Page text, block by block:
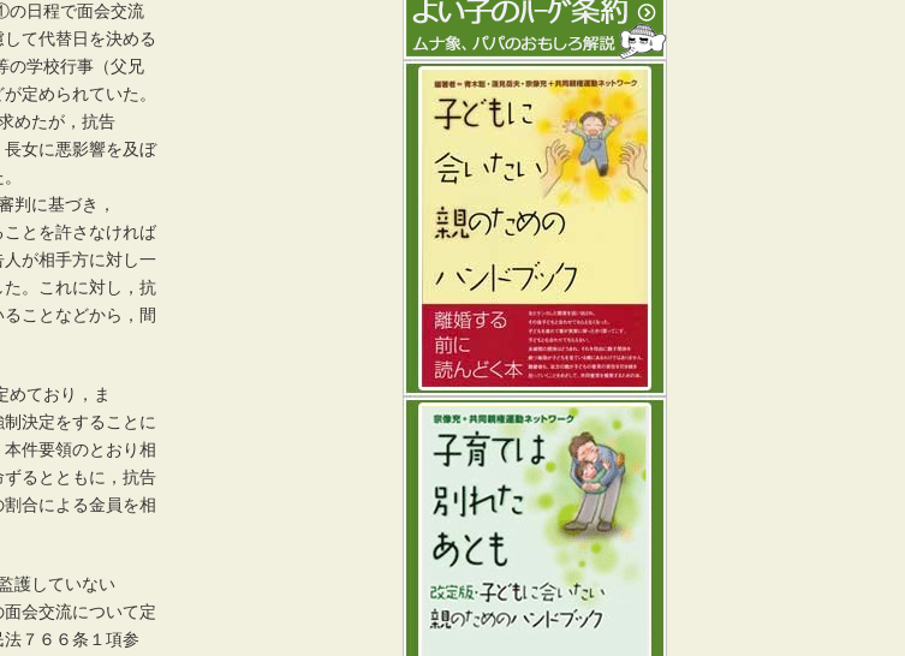
の日程で面会交流
て代替日を決める
の学校行事（父兄
定められていた。
めたが，抗告
女に悪影響を及ぼ
判に基づき，
とを許さなければ
が相手方に対し一
。これに対し，抗
ことなどから，間
めており，ま
決定をすることに
件要領のとおり相
るとともに，抗告
合による金員を相
護していない
会交流について定
７６６条１項参